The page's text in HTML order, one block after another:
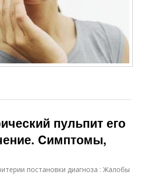
пульпит его
Cимптомы,
постановки диагноза : Жалобы